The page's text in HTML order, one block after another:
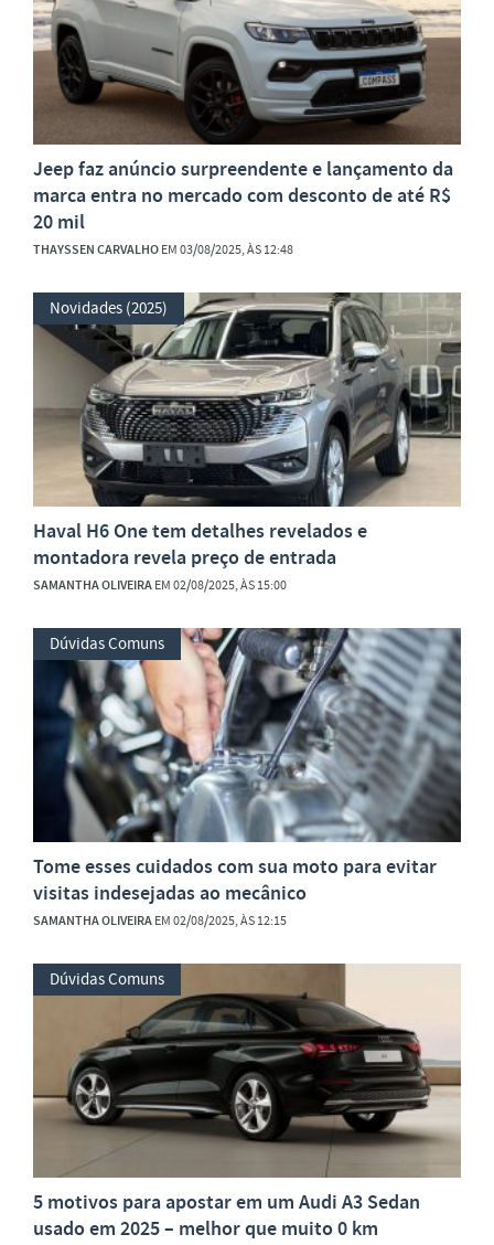
Jeep faz anúncio surpreendente e lançamento da
marca entra no mercado com desconto de até R$
20 mil
THAYSSEN CARVALHOEM 03/08/2025, ÀS 12:48
Novidades (2025)
Haval H6 One tem detalhes revelados e
montadora revela preço de entrada
SAMANTHA OLIVEIRAEM 02/08/2025, ÀS 15:00
Dúvidas Comuns
Tome esses cuidados com sua moto para evitar
visitas indesejadas ao mecânico
SAMANTHA OLIVEIRAEM 02/08/2025, ÀS 12:15
Dúvidas Comuns
5 motivos para apostar em um Audi A3 Sedan
usado em 2025 – melhor que muito 0 km